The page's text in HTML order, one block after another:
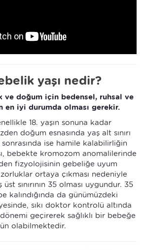
yaşı nedir?
ve doğum için bedensel, ruhsal ve
en iyi durumda olması gerekir.
18. yaşın sonuna kadar
doğum esnasında yaş alt sınırı
sonrasında ise hamile kalabilirliğin
bebekte kromozom anomalilerinde
fizyolojisinin gebeliğe uyum
zorluklar ortaya çıkması nedeniyle
sınırının 35 olması uygundur. 35
kalındığında da günümüzdeki
sıkı doktor kontrolü altında
geçirerek sağlıklı bir bebeğe
olabilmektedir.